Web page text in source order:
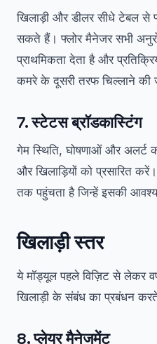
खिलाड़ी और डीलर सीधे टेबल से
सकते हैं। फ्लोर मैनेजर सभी
प्राथमिकता देता है और
कमरे के दूसरी तरफ चिल्लाने की
7. स्टेटस ब्रॉडकास्टिंग
गेम स्थिति, घोषणाओं और अलर्ट
और खिलाड़ियों को प्रसारित
तक पहुंचता है जिन्हें इसकी
खिलाड़ी स्तर
ये मॉड्यूल पहले विज़िट से लेकर
खिलाड़ी के संबंध का प्रबंधन
8. प्लेयर मैनेजमेंट